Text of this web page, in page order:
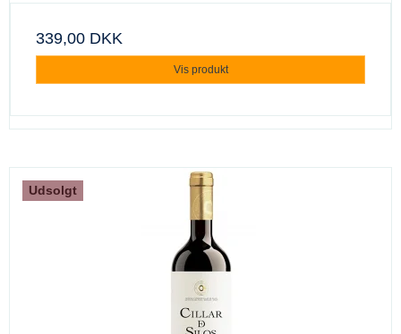
339,00 DKK
Vis produkt
Udsolgt